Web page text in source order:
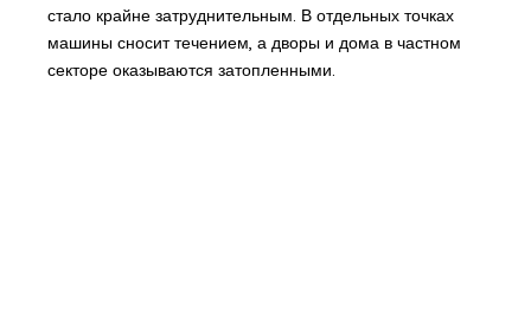
стало крайне затруднительным. В отдельных точках
машины сносит течением, а дворы и дома в частном
секторе оказываются затопленными.